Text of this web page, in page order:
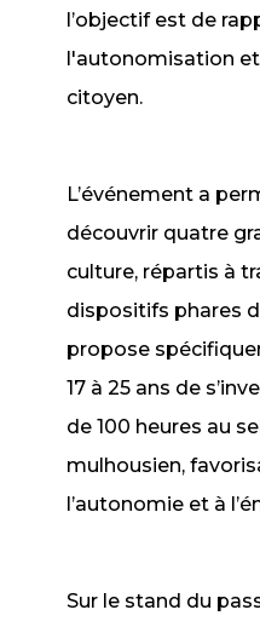
l’objectif est de
l'autonomisation
citoyen.
L’événement a
découvrir quatre
culture, répartis à
dispositifs phares
propose
17 à 25 ans de
de 100 heures au
mulhousien,
l’autonomie et à
Sur le stand du